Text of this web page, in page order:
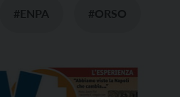
#ENPA #ORSO